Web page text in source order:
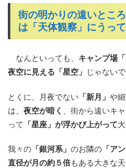
街の明かりの遠いとこ
は「天体観察」にうっ
なんといっても、 キャンプ場「
夜空に見える「星空」
じゃない
とくに、月夜でない 「新月」 や
は、 夜空が暗く
、街から遠いキ
って
「星座」が浮かび上がって
我々の 「銀河系」 のお隣の 「ア
直径が月の約５倍もある大きな